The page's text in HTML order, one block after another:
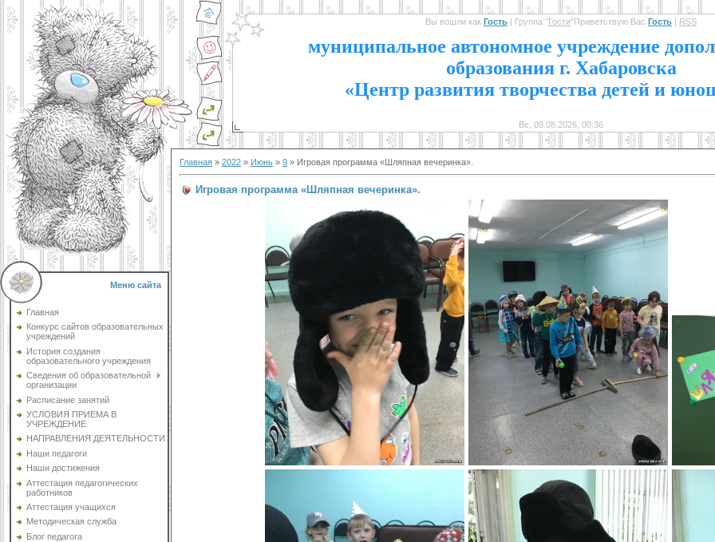
Меню сайта
Главная
Конкурс сайтов образовательных
учреждений
История создания
образовательного учреждения
Сведения об образовательной
организации
Расписание занятий
УСЛОВИЯ ПРИЕМА В
УЧРЕЖДЕНИЕ
НАПРАВЛЕНИЯ ДЕЯТЕЛЬНОСТИ
Наши педагоги
Наши достижения
Аттестация педагогических
работников
Аттестация учащихся
Методическая служба
Блог педагога
Вы вошли как Гость | Группа "Гости"Приветствую Вас Гость | RSS
муниципальное автономное учреждение
образования г. Хабаровска
«Центр развития творчества детей и
Вс, 09.08.2026, 00:36
Главная » 2022 » Июнь » 9 » Игровая программа «Шляпная вечеринка».
Игровая программа «Шляпная вечеринка».